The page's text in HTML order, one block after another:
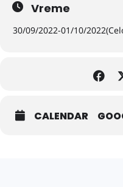
Vreme
30/09/2022-01/10/2022
CALENDAR